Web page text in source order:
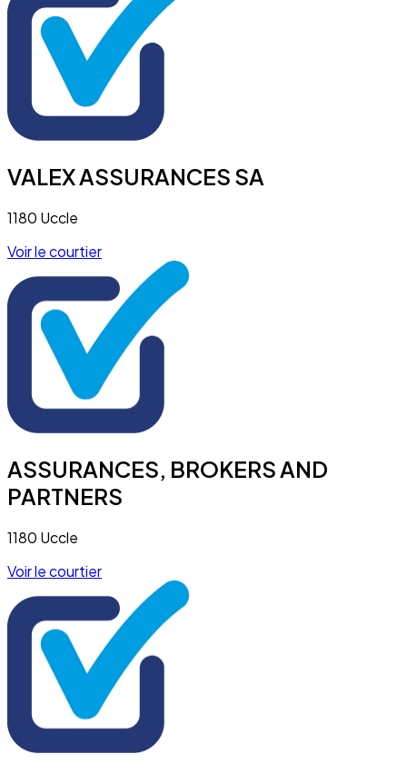
VALEX ASSURANCES SA
1180 Uccle
Voir le courtier
ASSURANCES, BROKERS AND
PARTNERS
1180 Uccle
Voir le courtier